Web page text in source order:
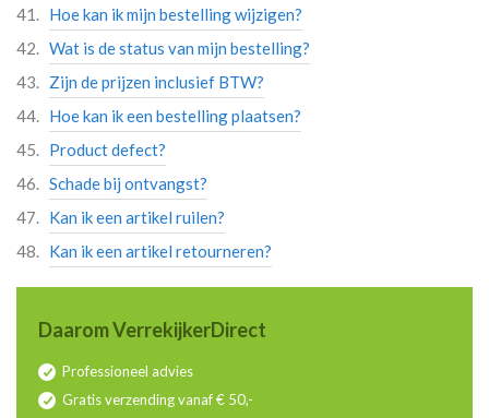
Hoe kan ik mijn bestelling wijzigen?
Wat is de status van mijn bestelling?
Zijn de prijzen inclusief BTW?
Hoe kan ik een bestelling plaatsen?
Product defect?
Schade bij ontvangst?
Kan ik een artikel ruilen?
Kan ik een artikel retourneren?
Daarom VerrekijkerDirect
Professioneel advies
Gratis verzending vanaf € 50,-